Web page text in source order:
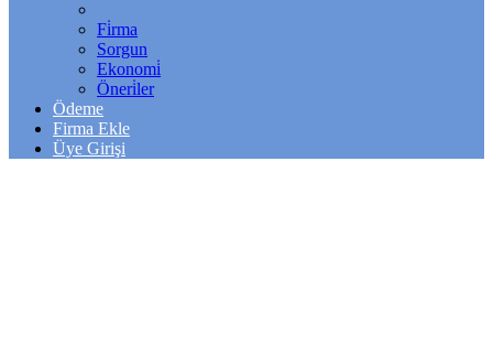
Fi̇rma
Sorgun
Ekonomi̇
Öneri̇ler
Ödeme
Firma Ekle
Üye Girişi